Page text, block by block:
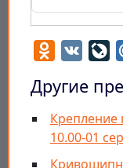
VK
Другие
Крепление
10.00-01